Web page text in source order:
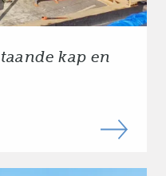
kap en